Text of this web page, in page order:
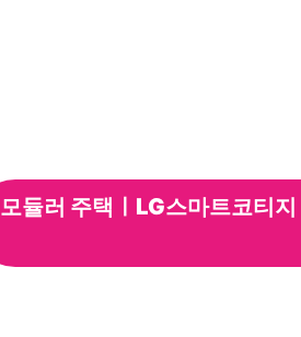
모듈러 주택ㅣLG스마트코티